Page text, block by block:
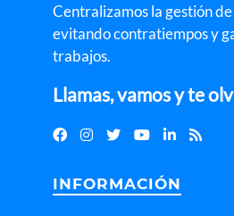
Centralizamos la gestión
evitando contratiempos y
trabajos.
Llamas, vamos y te
INFORMACIÓN